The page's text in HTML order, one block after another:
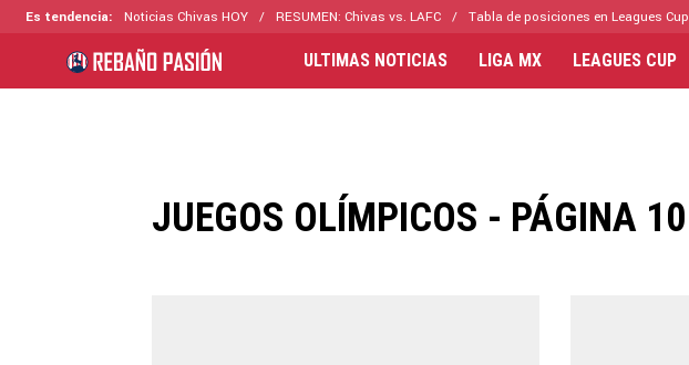
Es tendencia: Noticias Chivas HOY RESUMEN: Chivas vs. LAFC Tabla de posiciones en Leagues Cup
ULTIMAS NOTICIAS LIGA MX LEAGUES CUP
JUEGOS OLÍMPICOS - PÁGINA 10